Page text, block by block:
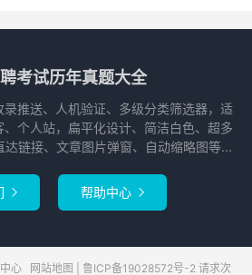
考试历年真题大全
推送、人机验证、多级分类筛选器，适
个人站，扁平化设计、简洁白色、超多
链接、文章图片弹窗、自动缩略图等...
 帮助中心 
心 网站地图 鲁ICP备19028572号-2 请求次